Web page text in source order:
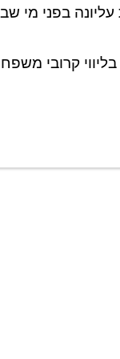
בפני מי
אותה בחר לקיים, התרחשה